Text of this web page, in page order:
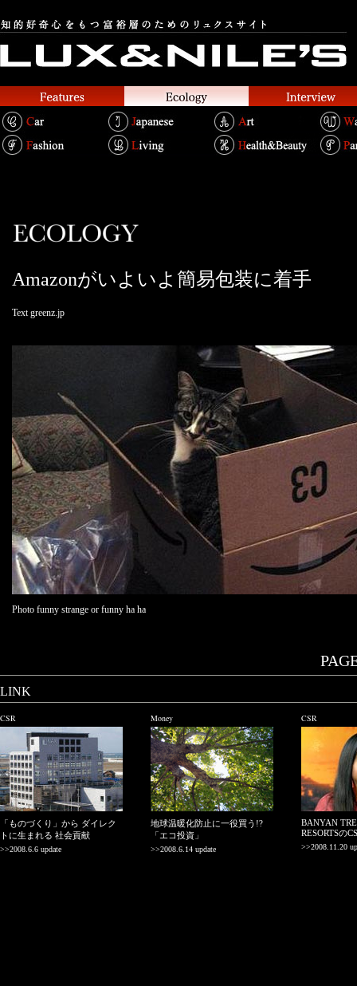
Amazonがいよいよ簡易包装に着手
Text greenz.jp
Photo funny strange or funny ha ha
LINK
CSR
「ものづくり」から ダイレク
トに生まれる 社会貢献
>>2008.6.6 update
Money
地球温暖化防止に一役買う!?
「エコ投資」
>>2008.6.14 update
CSR
BANYAN
RESORTSの
>>2008.11.20